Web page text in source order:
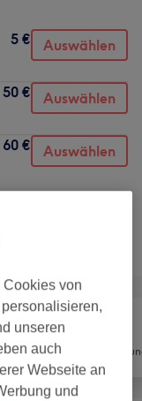
5 € Auswählen
50 € Auswählen
60 € Auswählen
von
unseren
auch
Webseite an
und